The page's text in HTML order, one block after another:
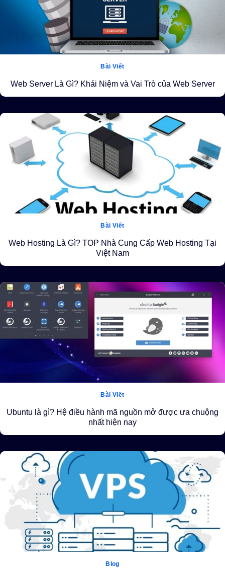
Bài Viết
Web Server Là Gì? Khái Niệm và Vai Trò của Web Server
Bài Viết
Web Hosting Là Gì? TOP Nhà Cung Cấp Web Hosting Tại
Việt Nam
Bài Viết
Ubuntu là gì? Hệ điều hành mã nguồn mở được ưa chuộng
nhất hiện nay
Blog